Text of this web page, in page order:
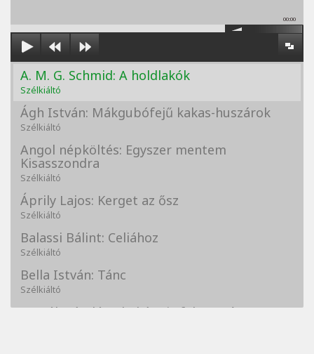
00:00
A. M. G. Schmid: A holdlakók
Szélkiáltó
Ágh István: Mákgubófejű kakas-huszárok
Szélkiáltó
Angol népköltés: Egyszer mentem
Kisasszondra
Szélkiáltó
Áprily Lajos: Kerget az ősz
Szélkiáltó
Balassi Bálint: Celiához
Szélkiáltó
Bella István: Tánc
Szélkiáltó
Bertók László: A kukára is fel vagy írva